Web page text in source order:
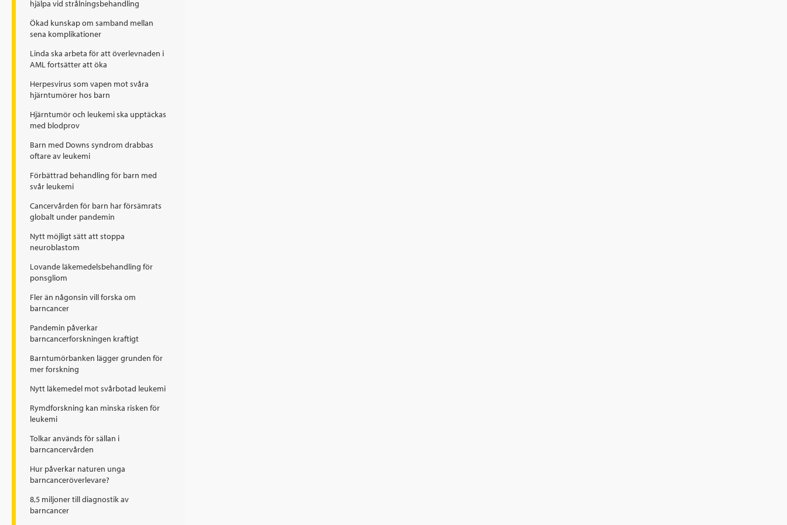
hjälpa vid strålningsbehandling
Ökad kunskap om samband mellan
sena komplikationer
Linda ska arbeta för att överlevnaden i
AML fortsätter att öka
Herpesvirus som vapen mot svåra
hjärntumörer hos barn
Hjärntumör och leukemi ska upptäckas
med blodprov
Barn med Downs syndrom drabbas
oftare av leukemi
Förbättrad behandling för barn med
svår leukemi
Cancervården för barn har försämrats
globalt under pandemin
Nytt möjligt sätt att stoppa
neuroblastom
Lovande läkemedelsbehandling för
ponsgliom
Fler än någonsin vill forska om
barncancer
Pandemin påverkar
barncancerforskningen kraftigt
Barntumörbanken lägger grunden för
mer forskning
Nytt läkemedel mot svårbotad leukemi
Rymdforskning kan minska risken för
leukemi
Tolkar används för sällan i
barncancervården
Hur påverkar naturen unga
barncanceröverlevare?
8,5 miljoner till diagnostik av
barncancer